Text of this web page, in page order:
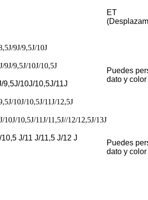
ET
9J/9,5J/10J
Puedes
dato y
9J/9,5J/10J/10,5J
9,5J/10J/10,5J/11J
10J/10,5J/11J/12,5J
10J/10,5J/11J/11,5J//12/12,5J/13J
Puedes
dato y
J/11 J/11,5 J/12 J